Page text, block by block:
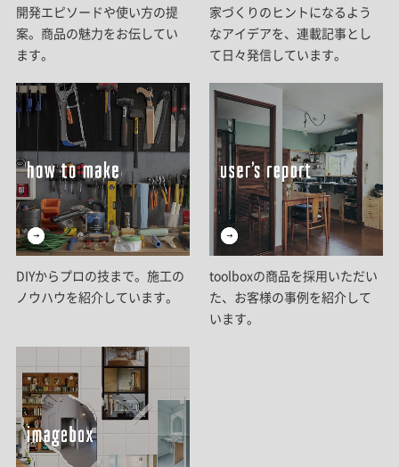
開発エピソードや使い方の提
案。商品の魅力をお伝してい
ます。
家づくりのヒントになるよう
なアイデアを、連載記事とし
て日々発信しています。
DIYからプロの技まで。施工の
ノウハウを紹介しています。
toolboxの商品を採用いただい
た、お客様の事例を紹介して
います。